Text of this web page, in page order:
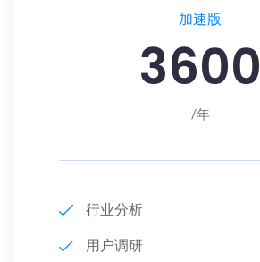
加速版
3600
/年
行业分析
用户调研